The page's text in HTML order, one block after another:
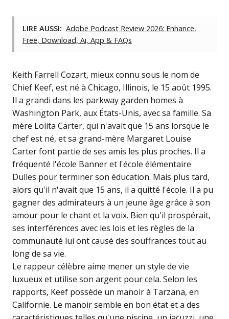
LIRE AUSSI: Adobe Podcast Review 2026: Enhance,
Free, Download, Ai, App & FAQs
Keith Farrell Cozart, mieux connu sous le nom de
Chief Keef, est né à Chicago, Illinois, le 15 août 1995.
Il a grandi dans les parkway garden homes à
Washington Park, aux États-Unis, avec sa famille. Sa
mère Lolita Carter, qui n'avait que 15 ans lorsque le
chef est né, et sa grand-mère Margaret Louise
Carter font partie de ses amis les plus proches. Il a
fréquenté l'école Banner et l'école élémentaire
Dulles pour terminer son éducation. Mais plus tard,
alors qu'il n'avait que 15 ans, il a quitté l'école. Il a pu
gagner des admirateurs à un jeune âge grâce à son
amour pour le chant et la voix. Bien qu'il prospérait,
ses interférences avec les lois et les règles de la
communauté lui ont causé des souffrances tout au
long de sa vie.
Le rappeur célèbre aime mener un style de vie
luxueux et utilise son argent pour cela. Selon les
rapports, Keef possède un manoir à Tarzana, en
Californie. Le manoir semble en bon état et a des